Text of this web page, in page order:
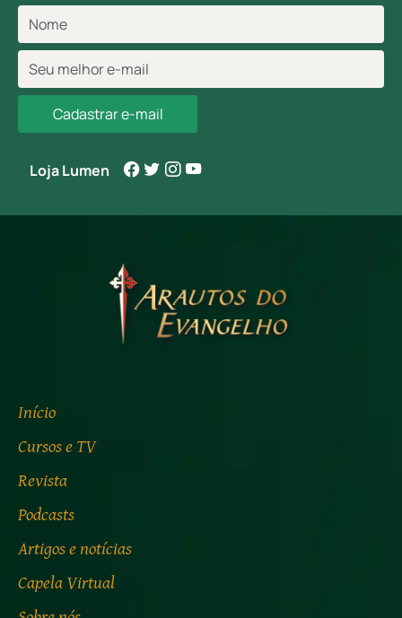
Cadastrar e-mail
Loja Lumen
Início
Cursos e TV
Revista
Podcasts
Artigos e notícias
Capela Virtual